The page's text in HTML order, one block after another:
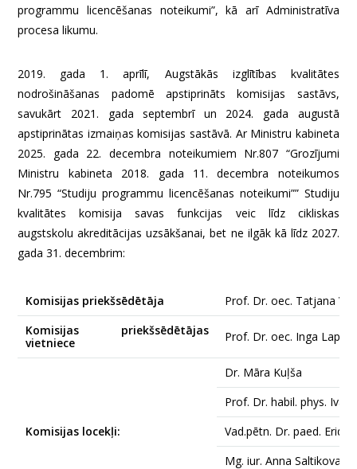
programmu licencēšanas noteikumi”, kā arī Administratīva
procesa likumu.
2019. gada 1. aprīlī, Augstākās izglītības kvalitātes
nodrošināšanas padomē apstiprināts komisijas sastāvs,
savukārt 2021. gada septembrī un 2024. gada augustā
apstiprinātas izmaiņas komisijas sastāvā. Ar Ministru kabineta
2025. gada 22. decembra noteikumiem Nr.807 “Grozījumi
Ministru kabineta 2018. gada 11. decembra noteikumos
Nr.795 “Studiju programmu licencēšanas noteikumi”” Studiju
kvalitātes komisija savas funkcijas veic līdz cikliskas
augstskolu akreditācijas uzsākšanai, bet ne ilgāk kā līdz 2027.
gada 31. decembrim:
Komisijas priekšsēdētāja
Prof. Dr. oec. Tatjana
Komisijas priekšsēdētājas
vietniece
Prof. Dr. oec. Inga Lapiņa
Komisijas locekļi:
Dr. Māra Kuļša
Prof. Dr. habil. phys.
Vad.pētn. Dr. paed.
Mg. iur. Anna Saltikova